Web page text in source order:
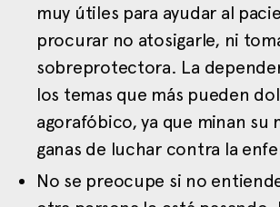
muy útiles para ayudar al
procurar no atosigarle, ni
sobreprotectora. La
los temas que más pueden
agorafóbico, ya que minan su
ganas de luchar contra la
No se preocupe si no